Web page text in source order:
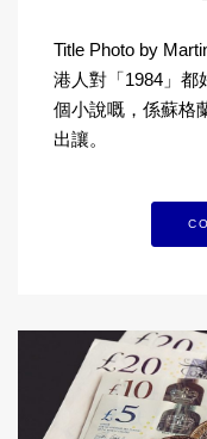
Title Photo by
港人對「1984」都
個小說嘅，係蘇格
出讓。